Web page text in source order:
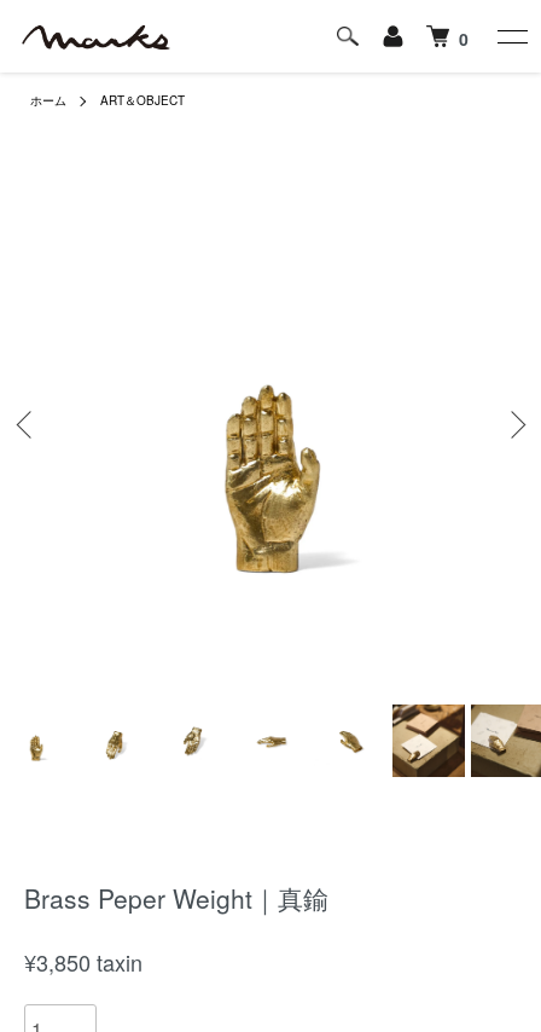
0
ホーム ART＆OBJECT
Brass Peper Weight｜真鍮
¥3,850 taxin